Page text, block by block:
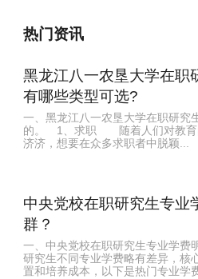
热门资讯
黑龙江八一农垦大学在职
有哪些类型可选?
一、黑龙江八一农垦大学在职研
的。 1、求职 随着人们对教育
济济，想要在众多求职者中脱颖...
中央党校在职研究生专业
群？
一、中央党校在职研究生专业学
研究生不同专业学费略有差异，核
置和培养成本，以下是热门专业学费